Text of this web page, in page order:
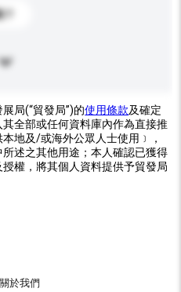
局(“貿發局”)的使用條款及確定
全部或任何資料庫內作為直接推
地及/或海外公眾人士使用﹞，
所述之其他用途；本人確認已獲得
權，將其個人資料提供予貿發局
關於我們